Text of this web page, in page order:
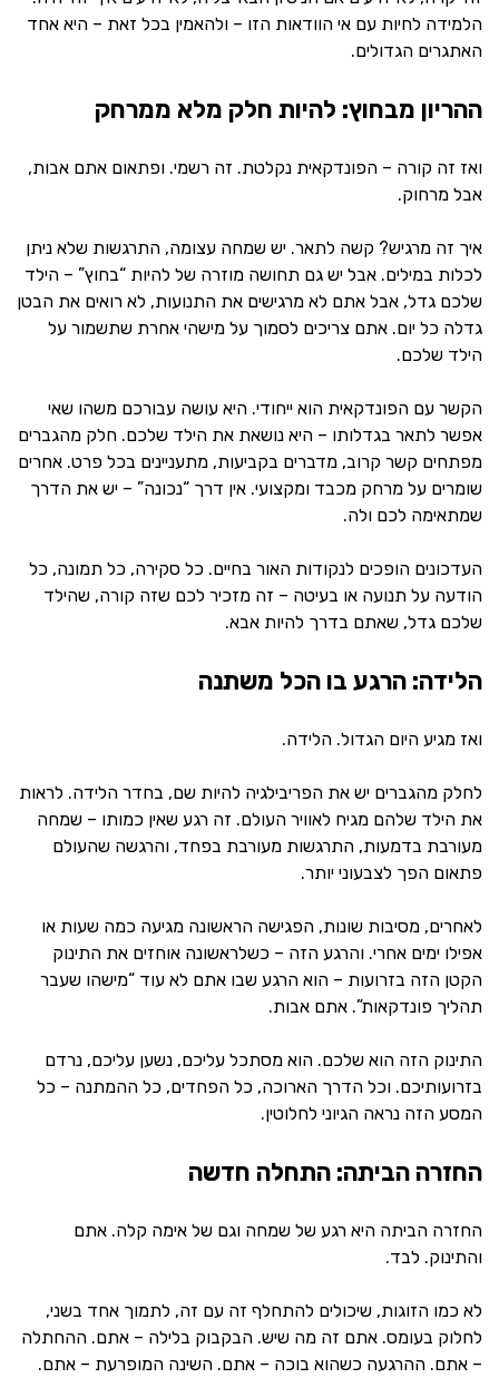
הלמידה לחיות עם אי הוודאות הזו – ולהאמין בכל זאת – היא אחד
האתגרים הגדולים.
ההריון מבחוץ: להיות חלק מלא ממרחק
ואז זה קורה – הפונדקאית נקלטת. זה רשמי. ופתאום אתם אבות,
אבל מרחוק.
איך זה מרגיש? קשה לתאר. יש שמחה עצומה, התרגשות שלא ניתן
לכלות במילים. אבל יש גם תחושה מוזרה של להיות “בחוץ” – הילד
שלכם גדל, אבל אתם לא מרגישים את התנועות, לא רואים את הבטן
גדלה כל יום. אתם צריכים לסמוך על מישהי אחרת שתשמור על
הילד שלכם.
הקשר עם הפונדקאית הוא ייחודי. היא עושה עבורכם משהו שאי
אפשר לתאר בגדלותו – היא נושאת את הילד שלכם. חלק מהגברים
מפתחים קשר קרוב, מדברים בקביעות, מתעניינים בכל פרט. אחרים
שומרים על מרחק מכבד ומקצועי. אין דרך “נכונה” – יש את הדרך
שמתאימה לכם ולה.
העדכונים הופכים לנקודות האור בחיים. כל סקירה, כל תמונה, כל
הודעה על תנועה או בעיטה – זה מזכיר לכם שזה קורה, שהילד
שלכם גדל, שאתם בדרך להיות אבא.
הלידה: הרגע בו הכל משתנה
ואז מגיע היום הגדול. הלידה.
לחלק מהגברים יש את הפריבילגיה להיות שם, בחדר הלידה. לראות
את הילד שלהם מגיח לאוויר העולם. זה רגע שאין כמותו – שמחה
מעורבת בדמעות, התרגשות מעורבת בפחד, והרגשה שהעולם
פתאום הפך לצבעוני יותר.
לאחרים, מסיבות שונות, הפגישה הראשונה מגיעה כמה שעות או
אפילו ימים אחרי. והרגע הזה – כשלראשונה אוחזים את התינוק
הקטן הזה בזרועות – הוא הרגע שבו אתם לא עוד “מישהו שעבר
תהליך פונדקאות”. אתם אבות.
התינוק הזה הוא שלכם. הוא מסתכל עליכם, נשען עליכם, נרדם
בזרועותיכם. וכל הדרך הארוכה, כל הפחדים, כל ההמתנה – כל
המסע הזה נראה הגיוני לחלוטין.
החזרה הביתה: התחלה חדשה
החזרה הביתה היא רגע של שמחה וגם של אימה קלה. אתם
והתינוק. לבד.
לא כמו הזוגות, שיכולים להתחלף זה עם זה, לתמוך אחד בשני,
לחלוק בעומס. אתם זה מה שיש. הבקבוק בלילה – אתם. ההחתלה
– אתם. ההרגעה כשהוא בוכה – אתם. השינה המופרעת – אתם.